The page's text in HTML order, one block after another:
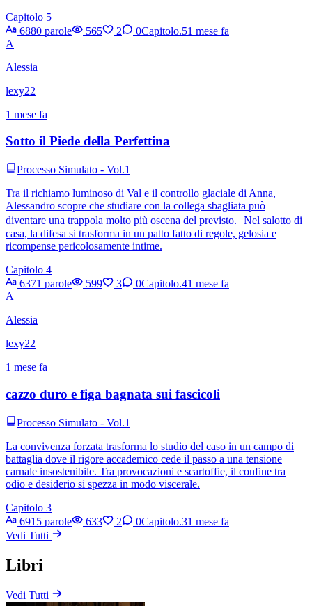
Capitolo 5
6880 parole
565 2 0Capitolo.51 mese fa
A
Alessia
lexy22
1 mese fa
Sotto il Piede della Perfettina
Processo Simulato - Vol.1
Tra il richiamo luminoso di Val e il controllo glaciale di Anna,
Alessandro scopre che studiare con la collega sbagliata può
diventare una trappola molto più oscena del previsto. Nel salotto di
casa, la difesa si trasforma in un patto fatto di regole, gelosia e
ricompense pericolosamente intime.
Capitolo 4
6371 parole
599 3 0Capitolo.41 mese fa
A
Alessia
lexy22
1 mese fa
cazzo duro e figa bagnata sui fascicoli
Processo Simulato - Vol.1
La convivenza forzata trasforma lo studio del caso in un campo di
battaglia dove il rigore accademico cede il passo a una tensione
carnale insostenibile. Tra provocazioni e scartoffie, il confine tra
odio e desiderio si spezza in modo viscerale.
Capitolo 3
6915 parole
633 2 0Capitolo.31 mese fa
Vedi Tutti
Libri
Vedi Tutti